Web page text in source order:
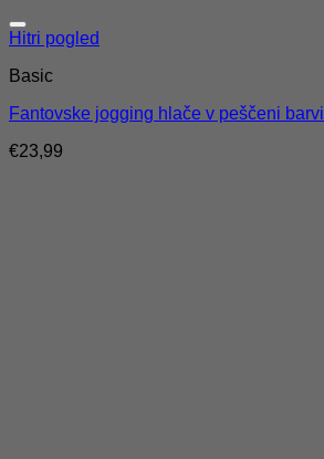
Hitri pogled
Basic
Fantovske jogging hlače v peščeni barvi
€23,99